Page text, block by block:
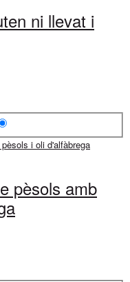
ni llevat i
pèsols amb